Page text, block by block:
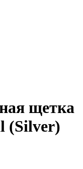
щетка
(Silver)